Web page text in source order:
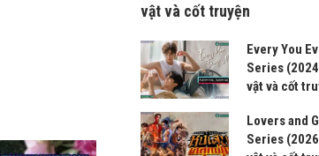
vật và cốt truyện
Every You
Series
vật và cốt
Lovers and
Series